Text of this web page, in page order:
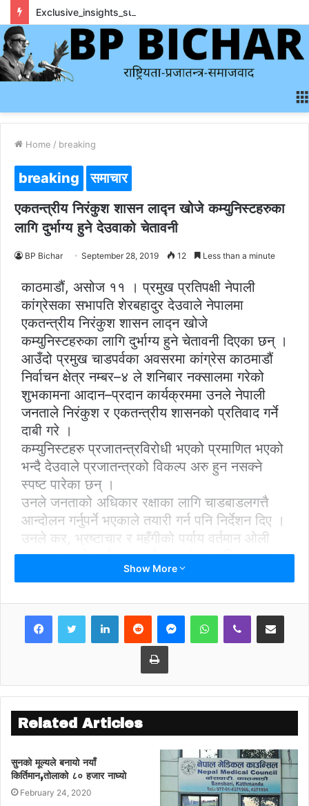
Home / breaking
breaking समाचार
एकतन्त्रीय निरंकुश शासन लाद्न खोजे कम्युनिस्टहरुका
लागि दुर्भाग्य हुने देउवाको चेतावनी
BP Bichar September 28, 2019 12 Less than a minute
काठमाडौं, असोज ११ । प्रमुख प्रतिपक्षी नेपाली
कांग्रेसका सभापति शेरबहादुर देउवाले नेपालमा
एकतन्त्रीय निरंकुश शासन लाद्न खोजे
कम्युनिस्टहरुका लागि दुर्भाग्य हुने चेतावनी दिएका छन् ।
आउँदो प्रमुख चाडपर्वका अवसरमा कांग्रेस काठमाडौं
निर्वाचन क्षेत्र नम्बर–४ ले शनिबार नक्सालमा गरेको
शुभकामना आदान–प्रदान कार्यक्रममा उनले नेपाली
जनताले निरंकुश र एकतन्त्रीय शासनको प्रतिवाद गर्ने
दाबी गरे ।
कम्युनिस्टहरु प्रजातन्त्रविरोधी भएको प्रमाणित भएको
भन्दै देउवाले प्रजातन्त्रको विकल्प अरु हुन नसक्ने
स्पष्ट पारेका छन् ।
उनले जनताको अधिकार रक्षाका लागि चाडबाडलगत्तै
आन्दोलन गर्नुपर्ने भएकाले तयारी गर्न पनि निर्देशन दिए ।
उनले कर, भ्रष्टाचार र महँगीको पर्याय वर्तमान ओली
सरकार भएको भन्दै जनताको ढाड सेक्दा पनि सरकार
मुकदर्शक भएको आरोप लगाए ।
Show More
LinkedInReddit MessengerWhatsAppViber Share via Email
Print
Related Articles
सुनको मूल्यले बनायो नयाँ
किर्तिमान,तोलाको ८० हजार नाघ्यो
February 24, 2020